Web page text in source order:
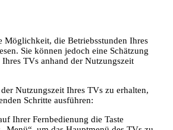
Möglichkeit, die Betriebsstunden Ihres
Sie können jedoch eine Schätzung
TVs anhand der Nutzungszeit
Nutzungszeit Ihres TVs zu erhalten,
Schritte ausführen:
Ihrer Fernbedienung die Taste